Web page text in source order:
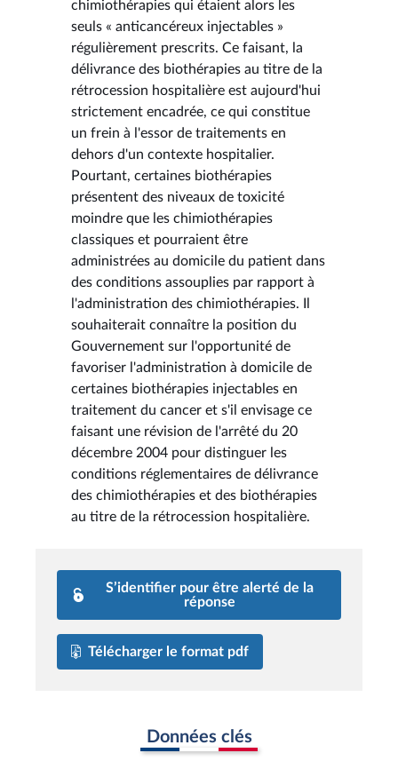
chimiothérapies qui étaient alors les
seuls « anticancéreux injectables »
régulièrement prescrits. Ce faisant, la
délivrance des biothérapies au titre de la
rétrocession hospitalière est aujourd'hui
strictement encadrée, ce qui constitue
un frein à l'essor de traitements en
dehors d'un contexte hospitalier.
Pourtant, certaines biothérapies
présentent des niveaux de toxicité
moindre que les chimiothérapies
classiques et pourraient être
administrées au domicile du patient dans
des conditions assouplies par rapport à
l'administration des chimiothérapies. Il
souhaiterait connaître la position du
Gouvernement sur l'opportunité de
favoriser l'administration à domicile de
certaines biothérapies injectables en
traitement du cancer et s'il envisage ce
faisant une révision de l'arrêté du 20
décembre 2004 pour distinguer les
conditions réglementaires de délivrance
des chimiothérapies et des biothérapies
au titre de la rétrocession hospitalière.
S’identifier pour être alerté de la
réponse
Télécharger le format pdf
Données clés